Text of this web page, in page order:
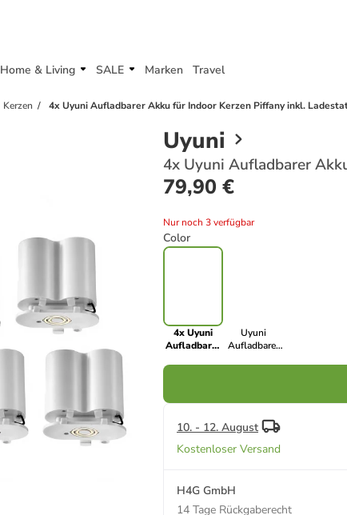
Home & Living SALE Marken Travel
Kerzen 4x Uyuni Aufladbarer Akku für Indoor Kerzen Piffany inkl.
Uyuni
4x Uyuni Aufladbarer
79,90 €
Nur noch 3 verfügbar
Color
4x Uyuni
Aufladbarer
Uyuni
Aufladbarer
10. - 12. August
Kostenloser Versand
H4G GmbH
14 Tage Rückgaberecht